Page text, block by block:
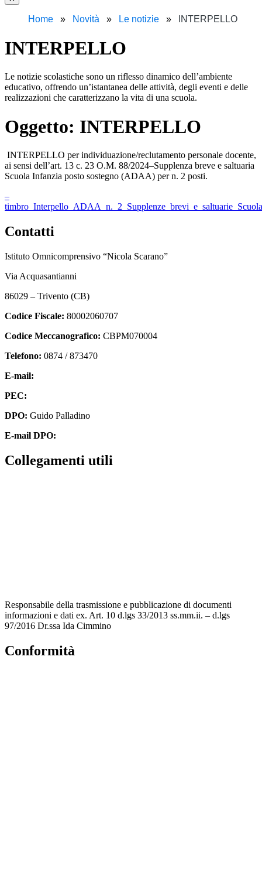
Home Novità Le notizie INTERPELLO
INTERPELLO
Le notizie scolastiche sono un riflesso dinamico dell’ambiente
educativo, offrendo un’istantanea delle attività, degli eventi e delle
realizzazioni che caratterizzano la vita di una scuola.
Oggetto: INTERPELLO
INTERPELLO per individuazione/reclutamento personale docente,
ai sensi dell’art. 13 c. 23 O.M. 88/2024–Supplenza breve e saltuaria
Scuola Infanzia posto sostegno (ADAA) per n. 2 posti.
–
Contatti
Istituto Omnicomprensivo “Nicola Scarano”
Via Acquasantianni
86029 – Trivento (CB)
Codice Fiscale: 80002060707
Codice Meccanografico: CBPM070004
Telefono: 0874 / 873470
E-mail:
PEC:
DPO: Guido Palladino
E-mail DPO:
Collegamenti utili
Responsabile della trasmissione e pubblicazione di documenti
informazioni e dati ex. Art. 10 d.lgs 33/2013 ss.mm.ii. – d.lgs
97/2016 Dr.ssa Ida Cimmino
Conformità